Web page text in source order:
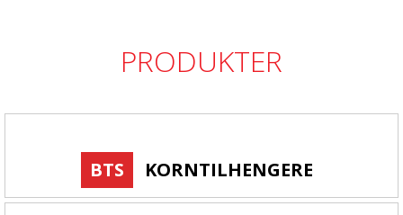
PRODUKTER
BTS KORNTILHENGERE